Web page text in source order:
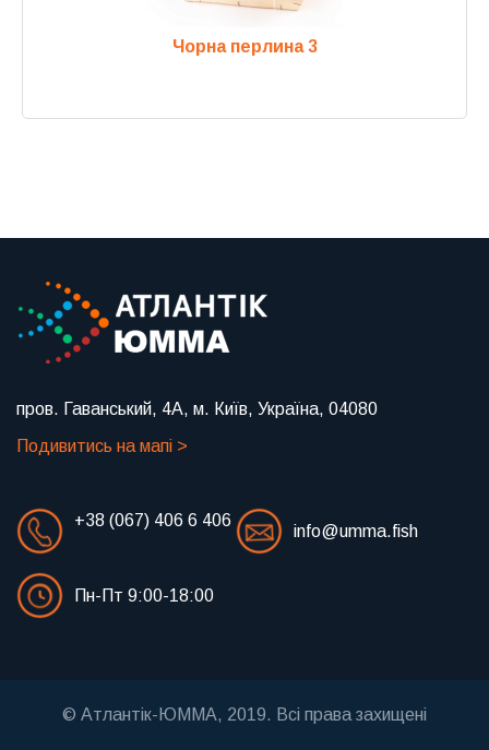
Чорна перлина 3
пров. Гаванський, 4А, м. Київ, Україна, 04080
Подивитись на мапі >
+38 (067) 406 6 406
info@umma.fish
Пн-Пт 9:00-18:00
© Атлантік-ЮММА, 2019. Всі права захищені